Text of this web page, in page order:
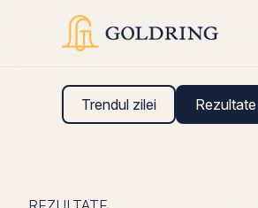
Trendul zilei Rezultate